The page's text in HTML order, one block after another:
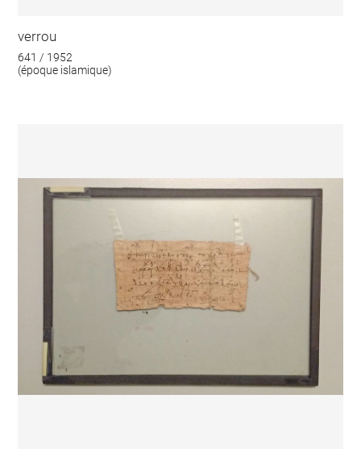
verrou
641 / 1952
(époque islamique)